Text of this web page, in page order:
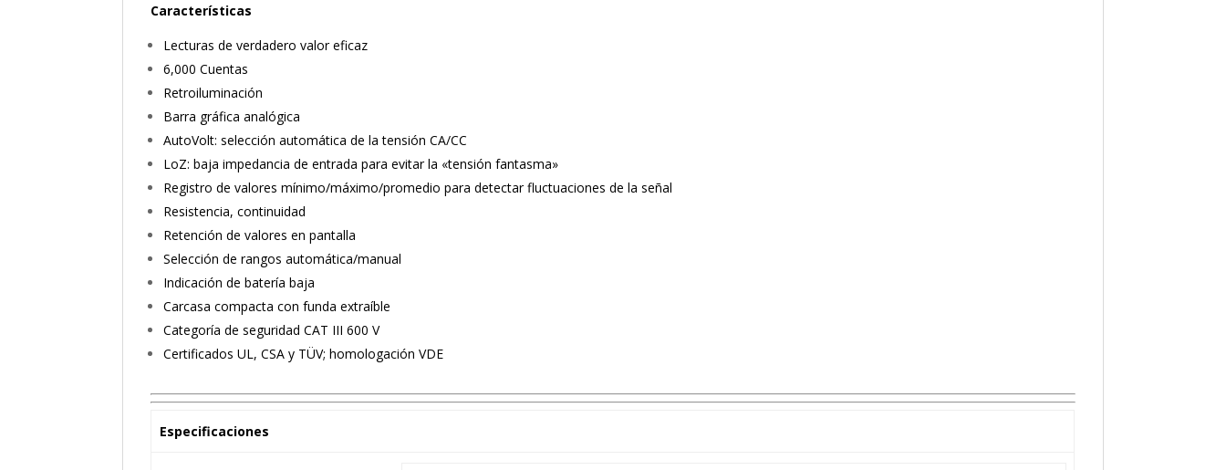
Características
Lecturas de verdadero valor eficaz
6,000 Cuentas
Retroiluminación
Barra gráfica analógica
AutoVolt: selección automática de la tensión CA/CC
LoZ: baja impedancia de entrada para evitar la «tensión fantasma»
Registro de valores mínimo/máximo/promedio para detectar fluctuaciones de la señal
Resistencia, continuidad
Retención de valores en pantalla
Selección de rangos automática/manual
Indicación de batería baja
Carcasa compacta con funda extraíble
Categoría de seguridad CAT III 600 V
Certificados UL, CSA y TÜV; homologación VDE
Especificaciones